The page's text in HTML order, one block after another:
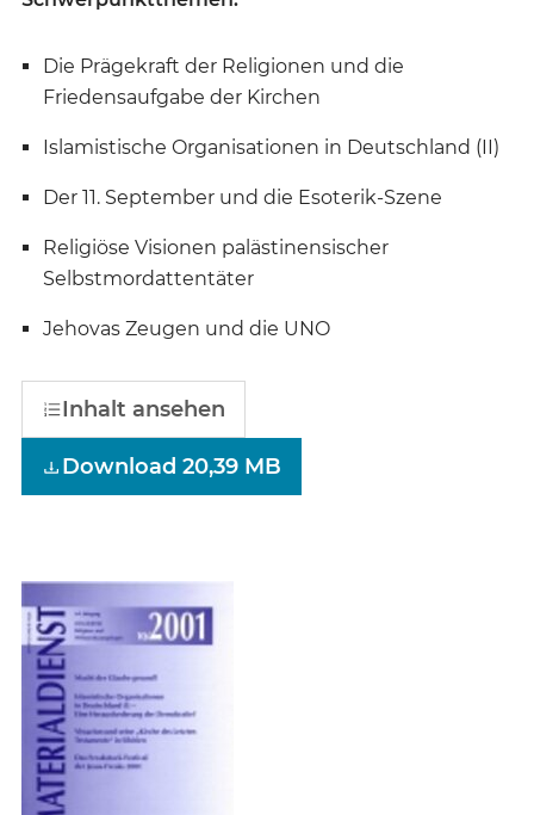
Die Prägekraft der Religionen und die
Friedensaufgabe der Kirchen
Islamistische Organisationen in Deutschland (II)
Der 11. September und die Esoterik-Szene
Religiöse Visionen palästinensischer
Selbstmordattentäter
Jehovas Zeugen und die UNO
Inhalt ansehen
Download 20,39 MB